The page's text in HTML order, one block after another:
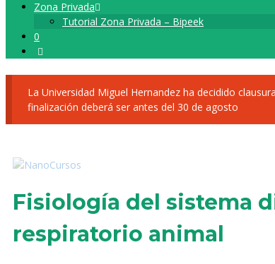
Zona Privada
Tutorial Zona Privada – Bipeek
0
La Universidad Miguel Hernandez ha decidido
finalización deberá ser antes del 30 de agosto
Fisiología del sistema
respiratorio animal